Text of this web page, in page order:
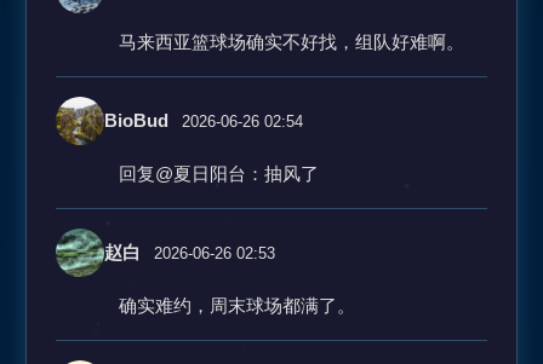
马来西亚篮球场确实不好找，组队好难啊。
BioBud 2026-06-26 02:54
回复@夏日阳台：抽风了
赵白 2026-06-26 02:53
确实难约，周末球场都满了。